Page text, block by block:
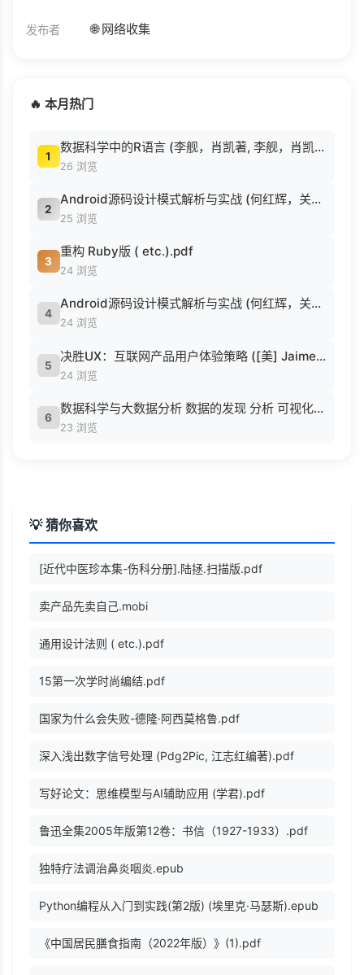
发布者 🌐 网络收集
🔥 本月热门
1
数据科学中的R语言 (李舰，肖凯著, 李舰，肖凯著；吴喜之审校, Pdg2Pic).pdf
26 浏览
2
Android源码设计模式解析与实战 (何红辉，关爱民著, 何红辉, 关爱民著, 何红辉, 关爱民).pdf
25 浏览
3
重构 Ruby版 ( etc.).pdf
24 浏览
4
Android源码设计模式解析与实战 (何红辉，关爱民著, 何红辉, 关爱民著, 何红辉, 关爱民).pdf
24 浏览
5
决胜UX：互联网产品用户体验策略 ([美] Jaime Levy [[美] Jaime Levy]).epub
24 浏览
6
数据科学与大数据分析 数据的发现 分析 可视化与表示 ( etc.).epub
23 浏览
💡 猜你喜欢
[近代中医珍本集-伤科分册].陆拯.扫描版.pdf
卖产品先卖自己.mobi
通用设计法则 ( etc.).pdf
15第一次学时尚编结.pdf
国家为什么会失败-德隆·阿西莫格鲁.pdf
深入浅出数字信号处理 (Pdg2Pic, 江志红编著).pdf
写好论文：思维模型与AI辅助应用 (学君).pdf
鲁迅全集2005年版第12卷：书信（1927-1933）.pdf
独特疗法调治鼻炎咽炎.epub
Python编程从入门到实践(第2版) (埃里克·马瑟斯).epub
《中国居民膳食指南（2022年版）》(1).pdf